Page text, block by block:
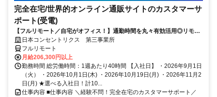
完全在宅/世界的オンライン通販サイトのカスタマーサ
ポート(受電)
【フルリモート／自宅がオフィス！】通勤時間を丸々有効活用◎リモー
ト研修・フォロー充実で在宅でも安心★セールス要素一切なし！
日本コンセントリクス 第三事業所
フルリモート
月給206,300円以上
勤務時間 総労働時間：1週あたり40時間 【入社日】 ・2026年9月1日
（火） ・2026年10月1日(木) ・2026年10月19日(月) ・2026年11月2
日(月) ★選べる入社日！計10...
仕事内容 ■仕事内容 ＼経験不問！完全在宅のカスタマーサポート／